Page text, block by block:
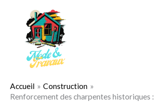
Accueil
Construction
Renforcement des charpentes historiques